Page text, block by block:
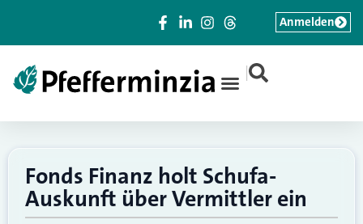
|
Anmelden
Fonds Finanz holt Schufa-
Auskunft über Vermittler ein